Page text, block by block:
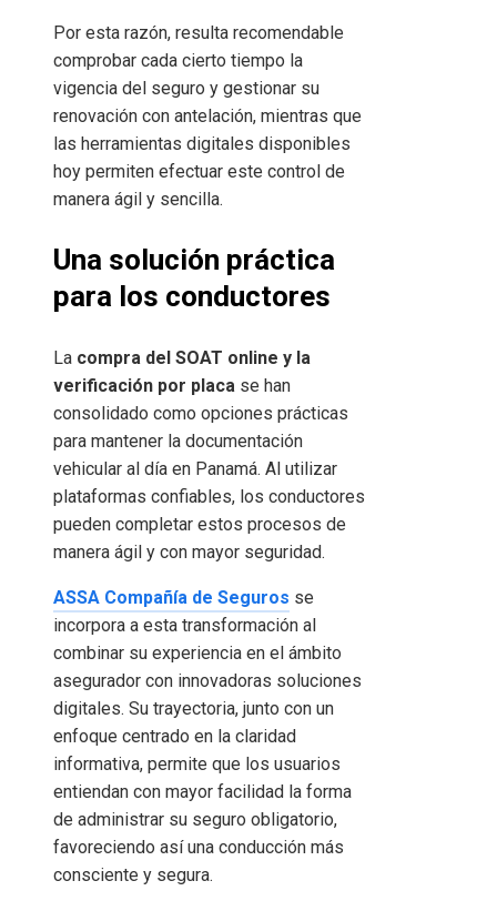
Por esta razón, resulta recomendable
comprobar cada cierto tiempo la
vigencia del seguro y gestionar su
renovación con antelación, mientras que
las herramientas digitales disponibles
hoy permiten efectuar este control de
manera ágil y sencilla.
Una solución práctica
para los conductores
La compra del SOAT online y la
verificación por placa se han
consolidado como opciones prácticas
para mantener la documentación
vehicular al día en Panamá. Al utilizar
plataformas confiables, los conductores
pueden completar estos procesos de
manera ágil y con mayor seguridad.
ASSA Compañía de Seguros se
incorpora a esta transformación al
combinar su experiencia en el ámbito
asegurador con innovadoras soluciones
digitales. Su trayectoria, junto con un
enfoque centrado en la claridad
informativa, permite que los usuarios
entiendan con mayor facilidad la forma
de administrar su seguro obligatorio,
favoreciendo así una conducción más
consciente y segura.